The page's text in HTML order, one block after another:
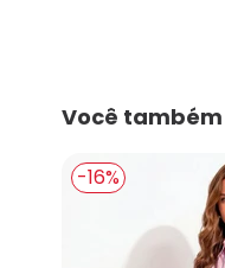
abril/2026
fevereiro/2026
Você
-16%